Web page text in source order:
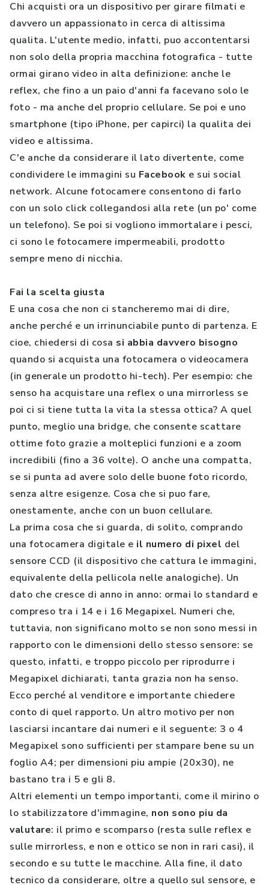
Chi acquisti ora un dispositivo per girare filmati e
davvero un appassionato in cerca di altissima
qualita. L'utente medio, infatti, puo accontentarsi
non solo della propria macchina fotografica - tutte
ormai girano video in alta definizione: anche le
reflex, che fino a un paio d'anni fa facevano solo le
foto - ma anche del proprio cellulare. Se poi e uno
smartphone (tipo iPhone, per capirci) la qualita dei
video e altissima.
C'e anche da considerare il lato divertente, come
condividere le immagini su Facebook e sui social
network. Alcune fotocamere consentono di farlo
con un solo click collegandosi alla rete (un po' come
un telefono). Se poi si vogliono immortalare i pesci,
ci sono le fotocamere impermeabili, prodotto
sempre meno di nicchia.
Fai la scelta giusta
E una cosa che non ci stancheremo mai di dire,
anche perché e un irrinunciabile punto di partenza. E
cioe, chiedersi di cosa si abbia davvero bisogno
quando si acquista una fotocamera o videocamera
(in generale un prodotto hi-tech). Per esempio: che
senso ha acquistare una reflex o una mirrorless se
poi ci si tiene tutta la vita la stessa ottica? A quel
punto, meglio una bridge, che consente scattare
ottime foto grazie a molteplici funzioni e a zoom
incredibili (fino a 36 volte). O anche una compatta,
se si punta ad avere solo delle buone foto ricordo,
senza altre esigenze. Cosa che si puo fare,
onestamente, anche con un buon cellulare.
La prima cosa che si guarda, di solito, comprando
una fotocamera digitale e il numero di pixel del
sensore CCD (il dispositivo che cattura le immagini,
equivalente della pellicola nelle analogiche). Un
dato che cresce di anno in anno: ormai lo standard e
compreso tra i 14 e i 16 Megapixel. Numeri che,
tuttavia, non significano molto se non sono messi in
rapporto con le dimensioni dello stesso sensore: se
questo, infatti, e troppo piccolo per riprodurre i
Megapixel dichiarati, tanta grazia non ha senso.
Ecco perché al venditore e importante chiedere
conto di quel rapporto. Un altro motivo per non
lasciarsi incantare dai numeri e il seguente: 3 o 4
Megapixel sono sufficienti per stampare bene su un
foglio A4; per dimensioni piu ampie (20x30), ne
bastano tra i 5 e gli 8.
Altri elementi un tempo importanti, come il mirino o
lo stabilizzatore d'immagine, non sono piu da
valutare: il primo e scomparso (resta sulle reflex e
sulle mirrorless, e non e ottico se non in rari casi), il
secondo e su tutte le macchine. Alla fine, il dato
tecnico da considerare, oltre a quello sul sensore, e